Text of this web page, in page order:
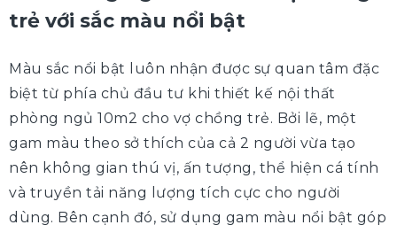
trẻ với sắc màu nổi bật
Màu sắc nổi bật luôn nhận được sự quan tâm đặc
biệt từ phía chủ đầu tư khi thiết kế nội thất
phòng ngủ 10m2 cho vợ chồng trẻ. Bởi lẽ, một
gam màu theo sở thích của cả 2 người vừa tạo
nên không gian thú vị, ấn tượng, thể hiện cá tính
và truyền tải năng lượng tích cực cho người
dùng. Bên cạnh đó, sử dụng gam màu nổi bật góp